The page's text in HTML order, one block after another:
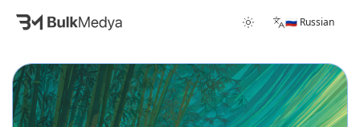
🇷🇺 Russian